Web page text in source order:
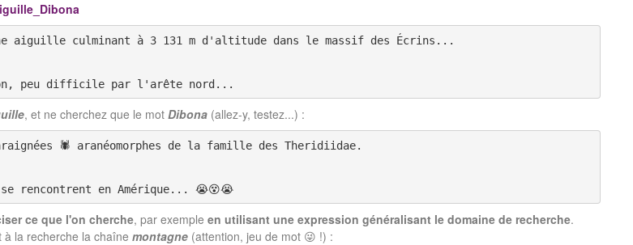
aiguille culminant à 3 131 m d'altitude dans le massif des Écrins...
peu difficile par l'arête nord...
, et ne cherchez que le mot Dibona (allez-y, testez...) :
🕷️ aranéomorphes de la famille des Theridiidae.
rencontrent en Amérique... 😭😵😭
ce que l'on cherche, par exemple en utilisant une expression généralisant le domaine de recherche.
à la recherche la chaîne montagne(attention, jeu de mot 😜 !) :